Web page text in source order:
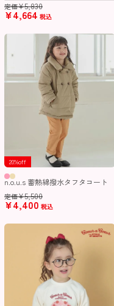
定価¥5,830
¥4,664 税込
20%off
n.o.u.s 蓄熱綿撥水タフタコート
定価¥5,500
¥4,400 税込